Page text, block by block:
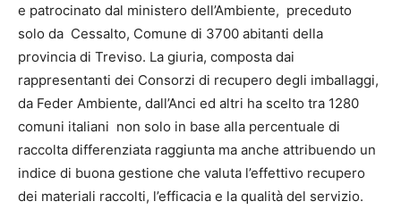
e patrocinato dal ministero dell’Ambiente, preceduto
solo da Cessalto, Comune di 3700 abitanti della
provincia di Treviso. La giuria, composta dai
rappresentanti dei Consorzi di recupero degli imballaggi,
da Feder Ambiente, dall’Anci ed altri ha scelto tra 1280
comuni italiani non solo in base alla percentuale di
raccolta differenziata raggiunta ma anche attribuendo un
indice di buona gestione che valuta l’effettivo recupero
dei materiali raccolti, l’efficacia e la qualità del servizio.